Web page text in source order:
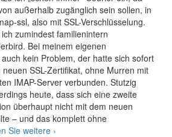
außerhalb zugänglich sein sollen, in
ssl, also mit SSL-Verschlüsselung.
zumindest familienintern
Bei meinem eigenen
kein Problem, der hatte sich sofort
SSL-Zertifikat, ohne Murren mit
IMAP-Server verbunden. Stutzig
heute, dass sich eine zweite
überhaupt nicht mit dem neuen
– und das komplett ohne
Sie weitere Courier-
›